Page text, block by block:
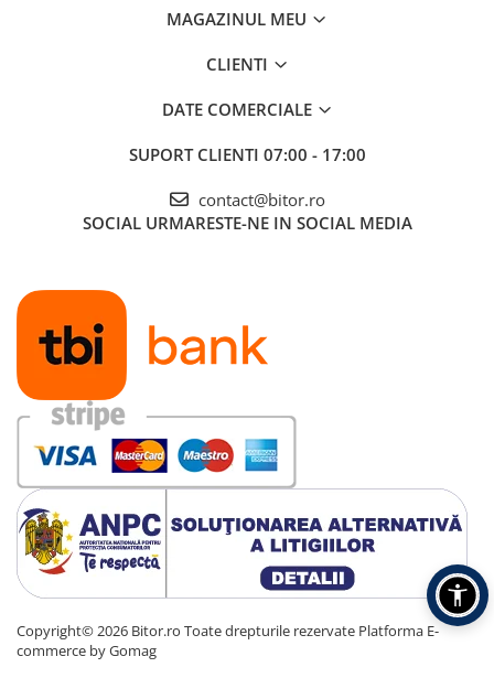
Ventilatoare & Sisteme de Răcire
Accesorii Stocare
Unități optice
Blu-Ray, CD/DVD & Floppy Drives
Periferice & Accesorii
Tastaturi
Tastaturi cu Fir
Tastaturi wireless
Mouse, Trackballs & Presenters
Mouse cu Fir
Mouse Ergonimice
Mouse wireless
Mousepad
Cabluri & Adaptoare
MAGAZINUL MEU
CLIENTI
DATE COMERCIALE
SUPORT CLIENTI 07:00 - 17:00
contact@bitor.ro
SOCIAL URMARESTE-NE IN SOCIAL MEDIA
Copyright© 2026 Bitor.ro Toate drepturile rezervate Platforma E-
commerce by Gomag